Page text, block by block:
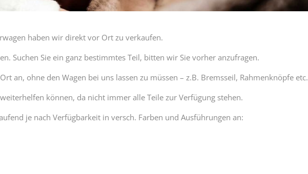
haben wir direkt vor Ort zu verkaufen.
Suchen Sie ein ganz bestimmtes Teil, bitten wir Sie vorher anzufragen.
an, ohne den Wagen bei uns lassen zu müssen – z.B. Bremsseil, Rahmenknöpfe etc.
können, da nicht immer alle Teile zur Verfügung stehen.
je nach Verfügbarkeit in versch. Farben und Ausführungen an: